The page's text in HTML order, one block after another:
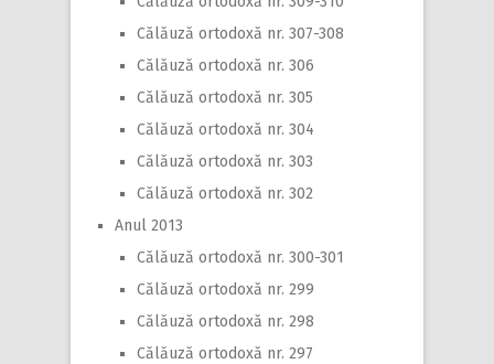
Călăuză ortodoxă nr. 307-308
Călăuză ortodoxă nr. 306
Călăuză ortodoxă nr. 305
Călăuză ortodoxă nr. 304
Călăuză ortodoxă nr. 303
Călăuză ortodoxă nr. 302
Anul 2013
Călăuză ortodoxă nr. 300-301
Călăuză ortodoxă nr. 299
Călăuză ortodoxă nr. 298
Călăuză ortodoxă nr. 297